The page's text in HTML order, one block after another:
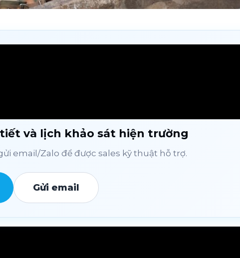
và lịch khảo sát hiện trường
email/Zalo để được sales kỹ thuật hỗ trợ.
Gửi email